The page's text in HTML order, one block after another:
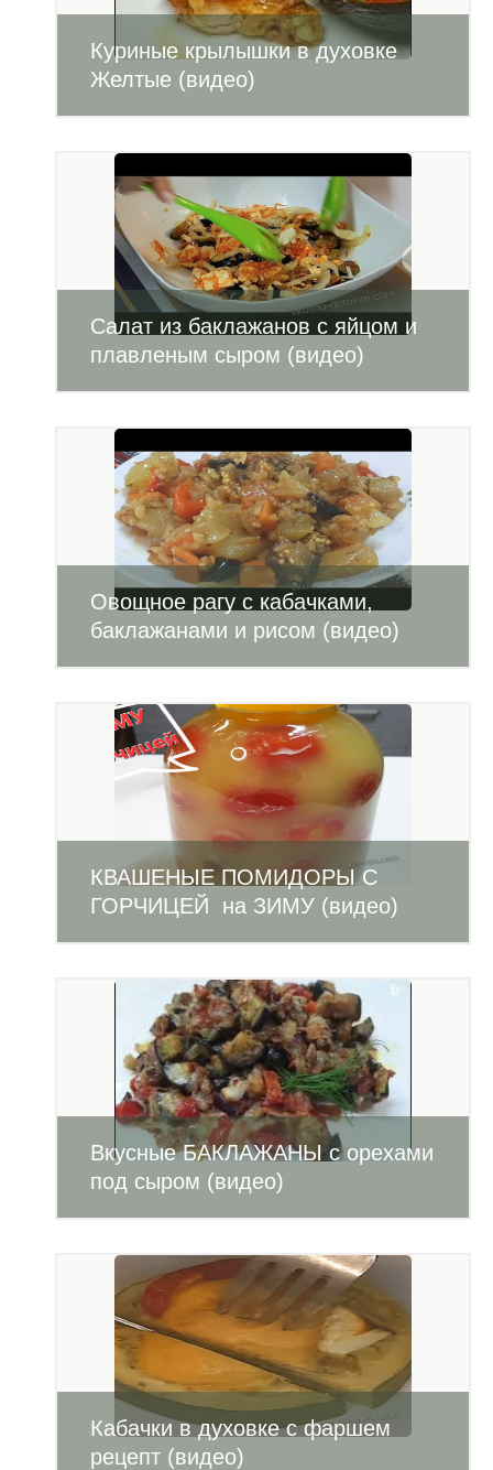
Куриные крылышки в духовке
Желтые (видео)
Салат из баклажанов с яйцом и
плавленым сыром (видео)
Овощное рагу с кабачками,
баклажанами и рисом (видео)
КВАШЕНЫЕ ПОМИДОРЫ С
ГОРЧИЦЕЙ на ЗИМУ (видео)
Вкусные БАКЛАЖАНЫ с орехами
под сыром (видео)
Кабачки в духовке с фаршем
рецепт (видео)